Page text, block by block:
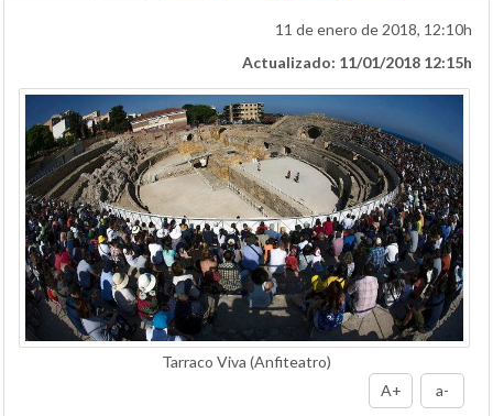
11 de enero de 2018, 12:10h
Actualizado: 11/01/2018 12:15h
Tarraco Viva (Anfiteatro)
A+
a-